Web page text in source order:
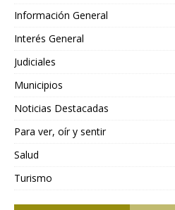
Información General
Interés General
Judiciales
Municipios
Noticias Destacadas
Para ver, oír y sentir
Salud
Turismo